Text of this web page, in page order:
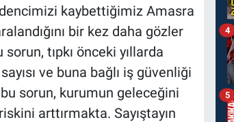
kaybettiğimiz Amasra
bir kez daha gözler
tıpkı önceki yıllarda
ve buna bağlı iş güvenliği
sorun, kurumun geleceğini
arttırmakta. Sayıştayın
4
5